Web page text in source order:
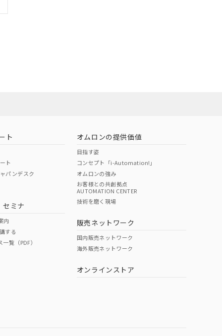
ト
ト
パンデスク
セミナ
内
する
覧（PDF）
オムロンの提供価値
目指す姿
コンセプト「i-Automation!」
オムロンの強み
お客様との共創拠点
AUTOMATION CENTER
技術を磨く現場
販売ネットワーク
国内販売ネットワーク
海外販売ネットワーク
オンラインストア